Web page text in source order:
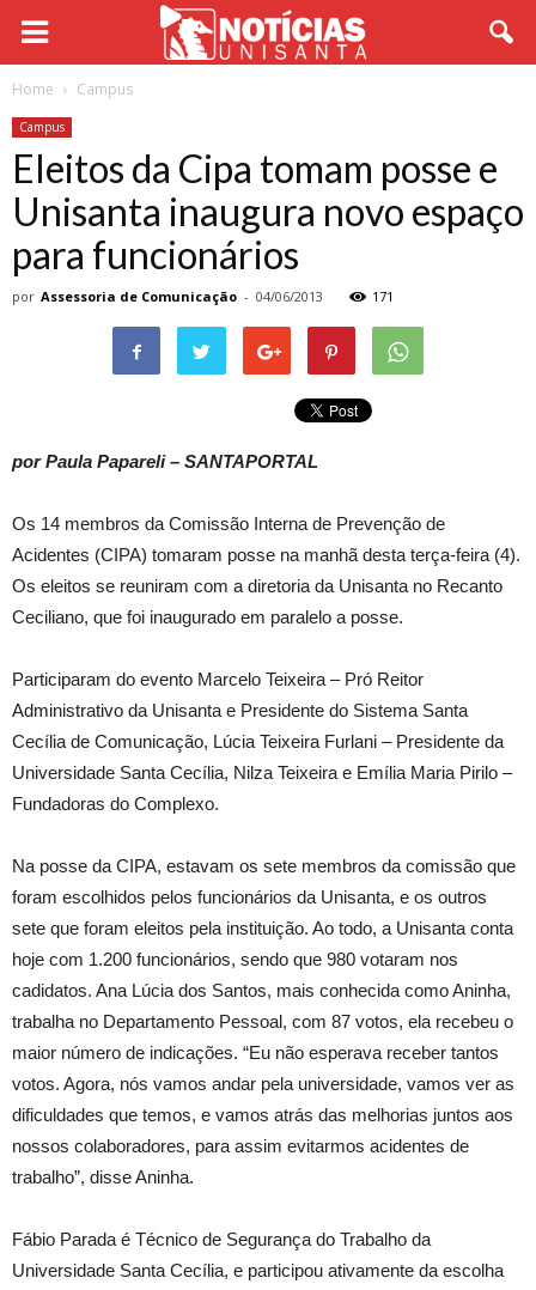
Home Campus
Campus
Eleitos da Cipa tomam posse e
Unisanta inaugura novo espaço
para funcionários
por Assessoria de Comunicação - 04/06/2013 171
por Paula Papareli – SANTAPORTAL
Os 14 membros da Comissão Interna de Prevenção de
Acidentes (CIPA) tomaram posse na manhã desta terça-feira (4).
Os eleitos se reuniram com a diretoria da Unisanta no Recanto
Ceciliano, que foi inaugurado em paralelo a posse.
Participaram do evento Marcelo Teixeira – Pró Reitor
Administrativo da Unisanta e Presidente do Sistema Santa
Cecília de Comunicação, Lúcia Teixeira Furlani – Presidente da
Universidade Santa Cecília, Nilza Teixeira e Emília Maria Pirilo –
Fundadoras do Complexo.
Na posse da CIPA, estavam os sete membros da comissão que
foram escolhidos pelos funcionários da Unisanta, e os outros
sete que foram eleitos pela instituição. Ao todo, a Unisanta conta
hoje com 1.200 funcionários, sendo que 980 votaram nos
cadidatos. Ana Lúcia dos Santos, mais conhecida como Aninha,
trabalha no Departamento Pessoal, com 87 votos, ela recebeu o
maior número de indicações. “Eu não esperava receber tantos
votos. Agora, nós vamos andar pela universidade, vamos ver as
dificuldades que temos, e vamos atrás das melhorias juntos aos
nossos colaboradores, para assim evitarmos acidentes de
trabalho”, disse Aninha.
Fábio Parada é Técnico de Segurança do Trabalho da
Universidade Santa Cecília, e participou ativamente da escolha